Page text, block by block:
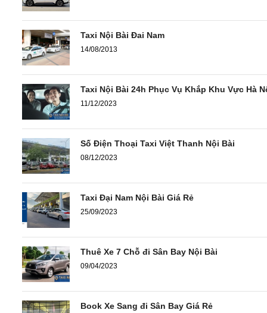
Taxi Nội Bài Đai Nam
14/08/2013
Taxi Nội Bài 24h Phục Vụ Khắp Khu Vực Hà
11/12/2023
Số Điện Thoại Taxi Việt Thanh Nội Bài
08/12/2023
Taxi Đại Nam Nội Bài Giá Rẻ
25/09/2023
Thuê Xe 7 Chỗ đi Sân Bay Nội Bài
09/04/2023
Book Xe Sang đi Sân Bay Giá Rẻ